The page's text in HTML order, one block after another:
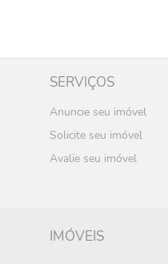
SERVIÇOS
Anuncie seu imóvel
Solicite seu imóvel
Avalie seu imóvel
IMÓVEIS